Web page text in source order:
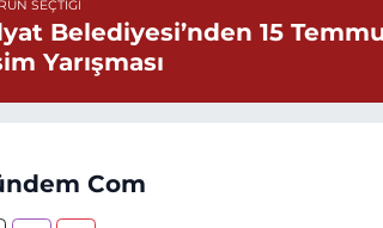
SEÇTIĞI
Belediyesi’nden 15
Yarışması
Com